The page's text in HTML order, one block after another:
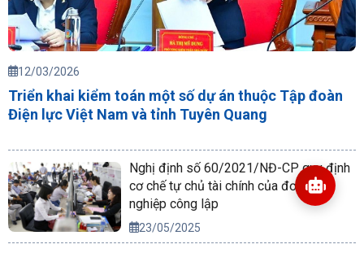
12/03/2026
Triển khai kiểm toán một số dự án thuộc Tập đoàn
Điện lực Việt Nam và tỉnh Tuyên Quang
Nghị định số 60/2021/NĐ-CP quy định
cơ chế tự chủ tài chính của đơn vị sự
nghiệp công lập
23/05/2025